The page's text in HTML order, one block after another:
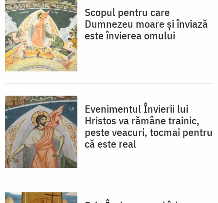
Scopul pentru care
Dumnezeu moare și înviază
este învierea omului
Evenimentul Învierii lui
Hristos va rămâne trainic,
peste veacuri, tocmai pentru
că este real